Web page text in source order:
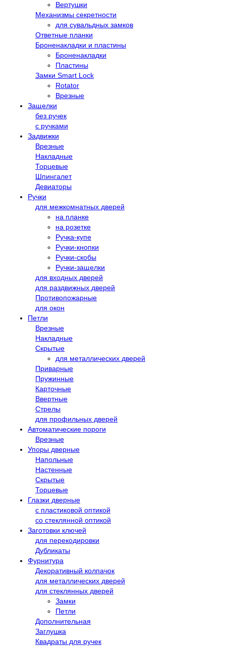
Вертушки
Механизмы секретности
для сувальдных замков
Ответные планки
Броненакладки и пластины
Броненакладки
Пластины
Замки Smart Lock
Rotator
Врезные
Защелки
без ручек
с ручками
Задвижки
Врезные
Накладные
Торцевые
Шпингалет
Девиаторы
Ручки
для межкомнатных дверей
на планке
на розетке
Ручка-купе
Ручки-кнопки
Ручки-скобы
Ручки-защелки
для входных дверей
для раздвижных дверей
Противопожарные
для окон
Петли
Врезные
Накладные
Скрытые
для металлических дверей
Приварные
Пружинные
Карточные
Ввертные
Стрелы
для профильных дверей
Автоматические пороги
Врезные
Упоры дверные
Напольные
Настенные
Скрытые
Торцевые
Глазки дверные
с пластиковой оптикой
со стеклянной оптикой
Заготовки ключей
для перекодировки
Дубликаты
Фурнитура
Декоративный колпачок
для металлических дверей
для стеклянных дверей
Замки
Петли
Дополнительная
Заглушка
Квадраты для ручек